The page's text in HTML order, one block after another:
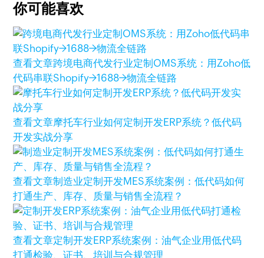
你可能喜欢
查看文章跨境电商代发行业定制OMS系统：用Zoho低
代码串联Shopify→1688→物流全链路
查看文章摩托车行业如何定制开发ERP系统？低代码
开发实战分享
查看文章制造业定制开发MES系统案例：低代码如何
打通生产、库存、质量与销售全流程？
查看文章定制开发ERP系统案例：油气企业用低代码
打通检验、证书、培训与合规管理